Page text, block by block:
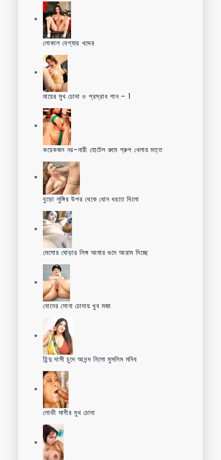
লোকাল বেশ্যার খদ্দের
মায়ের মুখ চোদা ও প্রস্রাব পান – 1
কয়েকজন নর-নারী হোটেল রুমে গ্রুপ খেলায় মত্ত
বুড়ো লুঙ্গির উপর থেকে ধোন ধরতে দিলো
মেসোর ঘোড়ার লিঙ্গ আমার গুদে আরাম দিচ্ছে
বোনের সোনা চোদায় খুব মজা
হিন্দু দাসী চুদে আনন্দ নিলো মুসলিম মনিব
লোভী মাগীর মুখ চোদা